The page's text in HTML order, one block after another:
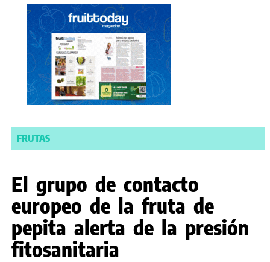
FRUTAS
El grupo de contacto
europeo de la fruta de
pepita alerta de la presión
fitosanitaria